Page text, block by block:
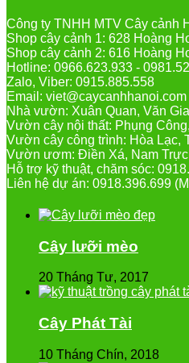
Công ty TNHH MTV Cây cảnh
Shop cây cảnh 1: 628 Hoàng
Shop cây cảnh 2: 616 Hoàng
Hotline: 0966.623.933 -
Zalo, Viber: 0915.885.558
Email: viet@caycanhhanoi.com
Nhà vườn: Xuân Quan, Văn
Vườn cây nội thất: Phụng
Vườn cây công trình: Hòa Lạc,
Vườn ươm: Điền Xá, Nam
Hỗ trợ kỹ thuật, chăm sóc:
Liên hệ dự án: 0918.396.699
Cây lưỡi mèo
20 Tháng Tư, 2017
Cây Phát Tài
10 Tháng Chín, 2018